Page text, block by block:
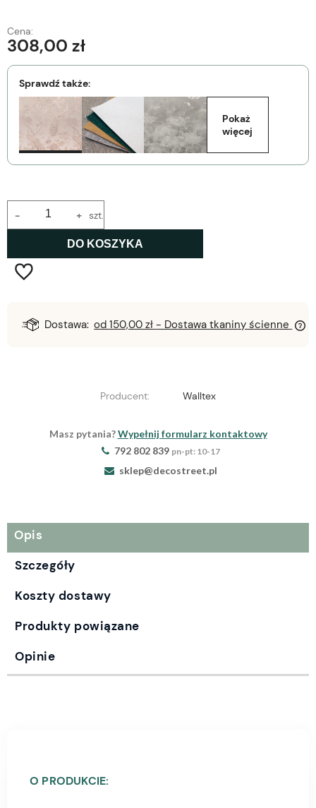
Cena:
308,00 zł
Sprawdź także:
Pokaż
więcej
+
- szt.
DO KOSZYKA
Dostawa: od 150,00 zł - Dostawa tkaniny ścienne
Producent: Walltex
Masz pytania?Wypełnij formularz kontaktowy
792 802 839 pn-pt: 10-17
sklep@decostreet.pl
Opis
Szczegóły
Koszty dostawy
Produkty powiązane
Opinie
O PRODUKCIE: